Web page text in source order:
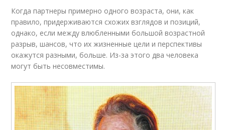
Когда партнеры примерно одного возраста, они, как
правило, придерживаются схожих взглядов и позиций,
однако, если между влюбленными большой возрастной
разрыв, шансов, что их жизненные цели и перспективы
окажутся разными, больше. Из-за этого два человека
могут быть несовместимы.